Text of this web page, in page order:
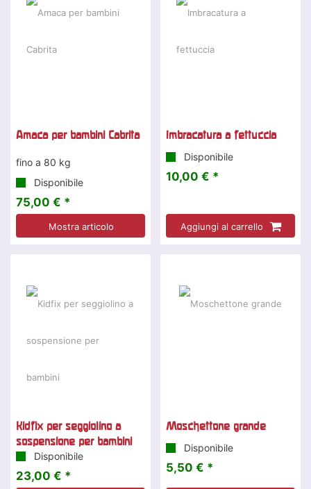
Amaca per bambini Cabrita
fino a 80 kg
Disponibile
75,00 € *
Mostra articolo
Imbracatura a fettuccia
Disponibile
10,00 € *
Aggiungi al carrello
Kidfix per seggiolino a
sospensione per bambini
Disponibile
23,00 € *
Moschettone grande
Disponibile
5,50 € *